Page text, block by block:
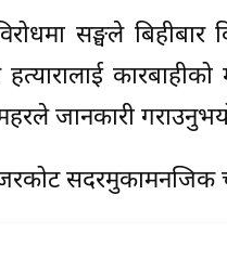
सङ्घले
कारबाहीको
जानकारी